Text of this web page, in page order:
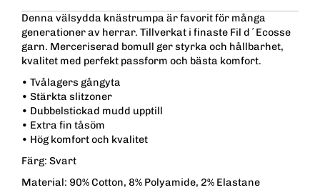
Denna välsydda knästrumpa är favorit för många
generationer av herrar. Tillverkat i finaste Fil d´Ecosse
garn. Merceriserad bomull ger styrka och hållbarhet,
kvalitet med perfekt passform och bästa komfort.
• Tvålagers gångyta
• Stärkta slitzoner
• Dubbelstickad mudd upptill
• Extra fin tåsöm
• Hög komfort och kvalitet
Färg: Svart
Material: 90% Cotton, 8% Polyamide, 2% Elastane